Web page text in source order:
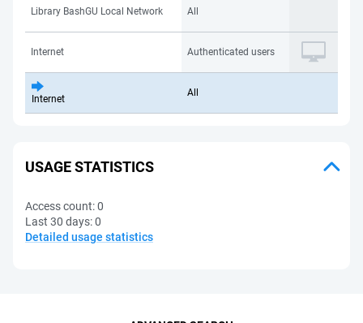
Library BashGU Local Network All
Internet Authenticated users
Internet
All
USAGE STATISTICS
Access count:0
Last 30 days:0
Detailed usage statistics